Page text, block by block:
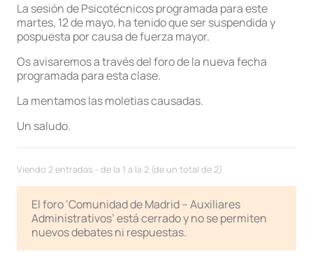
La sesión de Psicotécnicos programada para este
martes, 12 de mayo, ha tenido que ser suspendida y
pospuesta por causa de fuerza mayor.
Os avisaremos a través del foro de la nueva fecha
programada para esta clase.
La mentamos las moletias causadas.
Un saludo.
Viendo 2 entradas - de la 1 a la 2 (de un total de 2)
El foro ‘Comunidad de Madrid – Auxiliares
Administrativos’ está cerrado y no se permiten
nuevos debates ni respuestas.